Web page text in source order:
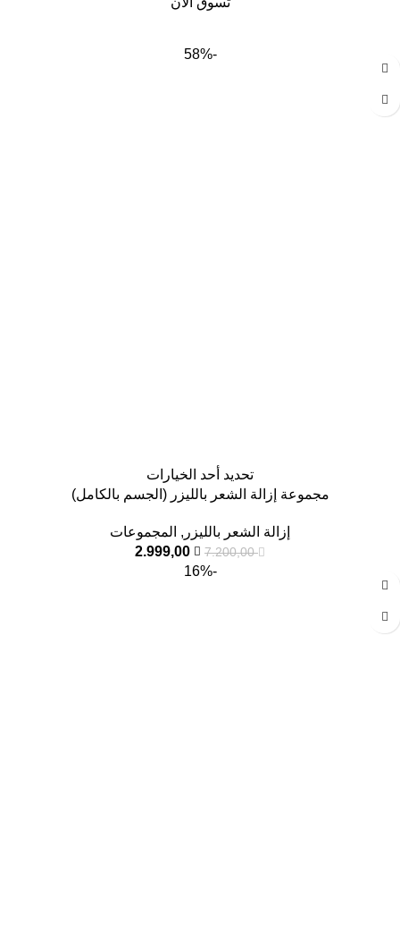
-58%
تحديد أحد الخيارات
مجموعة إزالة الشعر بالليزر (الجسم بالكامل)
إزالة الشعر بالليزر , المجموعات
7.200,00
2.999,00
-16%